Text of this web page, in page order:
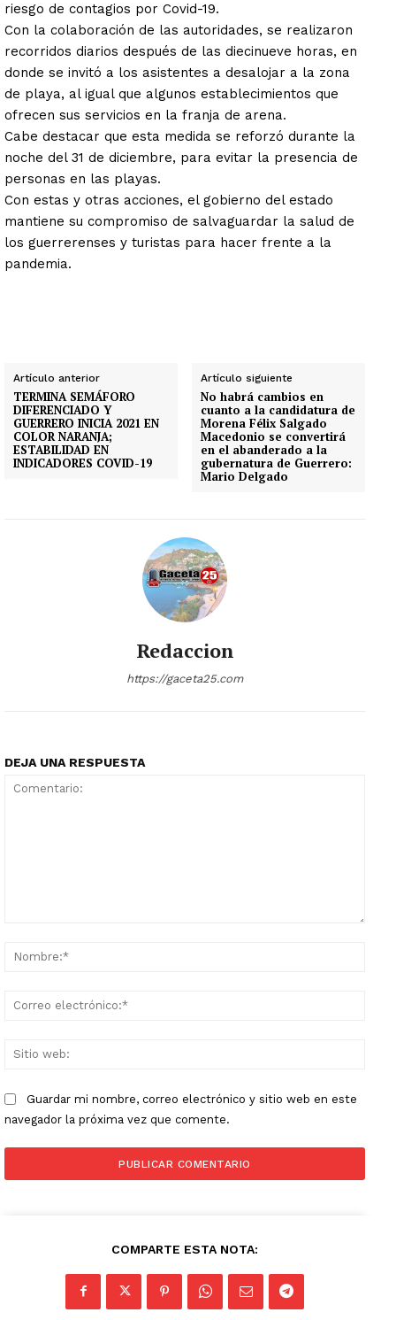
riesgo de contagios por Covid-19.
Con la colaboración de las autoridades, se realizaron
recorridos diarios después de las diecinueve horas, en
donde se invitó a los asistentes a desalojar a la zona
de playa, al igual que algunos establecimientos que
ofrecen sus servicios en la franja de arena.
Cabe destacar que esta medida se reforzó durante la
noche del 31 de diciembre, para evitar la presencia de
personas en las playas.
Con estas y otras acciones, el gobierno del estado
mantiene su compromiso de salvaguardar la salud de
los guerrerenses y turistas para hacer frente a la
pandemia.
Artículo anterior
TERMINA SEMÁFORO
DIFERENCIADO Y
GUERRERO INICIA 2021 EN
COLOR NARANJA;
ESTABILIDAD EN
INDICADORES COVID-19
Artículo siguiente
No habrá cambios en
cuanto a la candidatura de
Morena Félix Salgado
Macedonio se convertirá
en el abanderado a la
gubernatura de Guerrero:
Mario Delgado
Redaccion
https://gaceta25.com
DEJA UNA RESPUESTA
Guardar mi nombre, correo electrónico y sitio web en este
navegador la próxima vez que comente.
COMPARTE ESTA NOTA: